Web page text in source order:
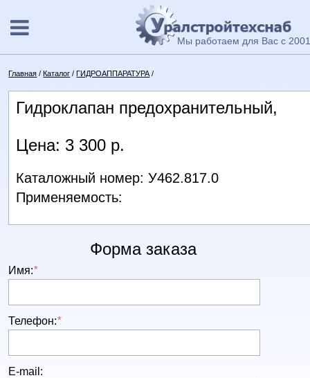
Мы работаем для Вас с
Главная /Каталог /ГИДРОАППАРАТУРА /
Гидроклапан предохранительный,
Цена: 3 300 р.
Каталожный номер: У462.817.0
Применяемость:
Форма заказа
Имя:*
Телефон:*
E-mail: